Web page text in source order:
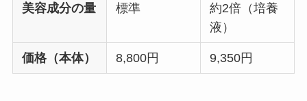
美容成分の量 標準
約2倍（培養
液）
価格（本体） 8,800円 9,350円